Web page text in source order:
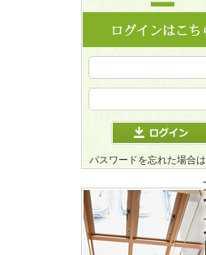
パスワードを忘れた場合は